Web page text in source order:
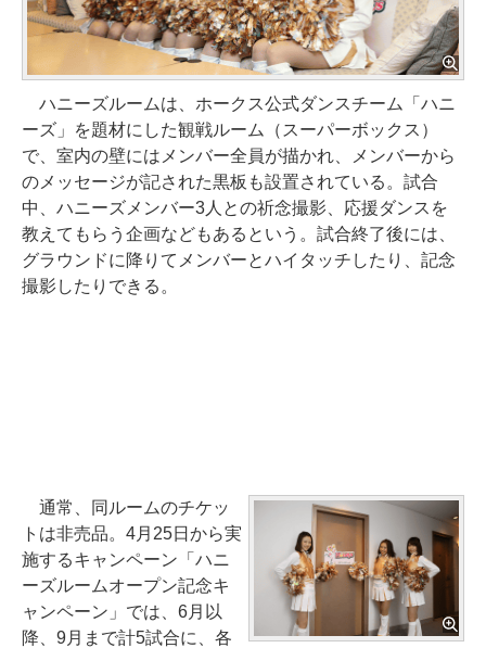
ハニーズルームは、ホークス公式ダンスチーム「ハニ
ーズ」を題材にした観戦ルーム（スーパーボックス）
で、室内の壁にはメンバー全員が描かれ、メンバーから
のメッセージが記された黒板も設置されている。試合
中、ハニーズメンバー3人との祈念撮影、応援ダンスを
教えてもらう企画などもあるという。試合終了後には、
グラウンドに降りてメンバーとハイタッチしたり、記念
撮影したりできる。
通常、同ルームのチケッ
トは非売品。4月25日から実
施するキャンペーン「ハニ
ーズルームオープン記念キ
ャンペーン」では、6月以
降、9月まで計5試合に、各